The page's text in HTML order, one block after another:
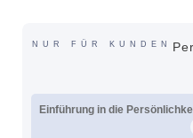
NUR FÜR KUNDEN
Einführung in die